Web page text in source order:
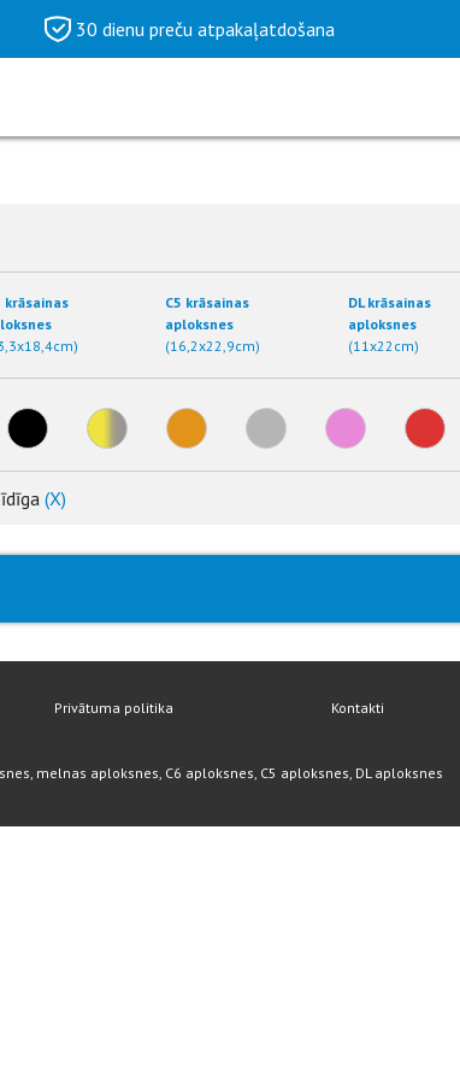
30 dienu preču atpakaļatdošana
krāsainas
C5 krāsainas
aploksnes
(16,2x22,9cm)
DL krāsainas
aploksnes
(11x22cm)
(X)
Privātuma politika Kontakti
melnas aploksnes, C6 aploksnes, C5 aploksnes, DL aploksnes